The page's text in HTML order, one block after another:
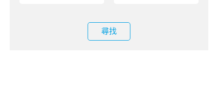
尋找